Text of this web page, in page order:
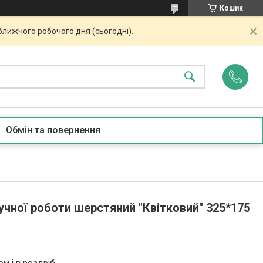
Кошик
робочого дня (сьогодні).
Обмін та повернення
роботи шерстяний "Квітковий" 325*175